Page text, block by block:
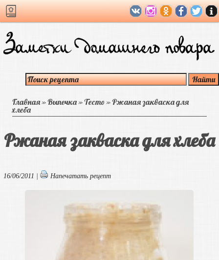
Главная»Выпечка»Тесто »Ржаная закваска для
хлеба
Ржаная закваска для хлеба
16/06/2011 | Напечатать рецепт